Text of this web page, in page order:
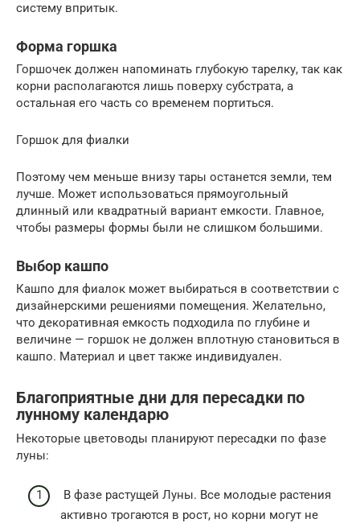
систему впритык.
Форма горшка
Горшочек должен напоминать глубокую тарелку, так как
корни располагаются лишь поверху субстрата, а
остальная его часть со временем портиться.
Горшок для фиалки
Поэтому чем меньше внизу тары останется земли, тем
лучше. Может использоваться прямоугольный
длинный или квадратный вариант емкости. Главное,
чтобы размеры формы были не слишком большими.
Выбор кашпо
Кашпо для фиалок может выбираться в соответствии с
дизайнерскими решениями помещения. Желательно,
что декоративная емкость подходила по глубине и
величине — горшок не должен вплотную становиться в
кашпо. Материал и цвет также индивидуален.
Благоприятные дни для пересадки по
лунному календарю
Некоторые цветоводы планируют пересадки по фазе
луны:
В фазе растущей Луны. Все молодые растения
активно трогаются в рост, но корни могут не